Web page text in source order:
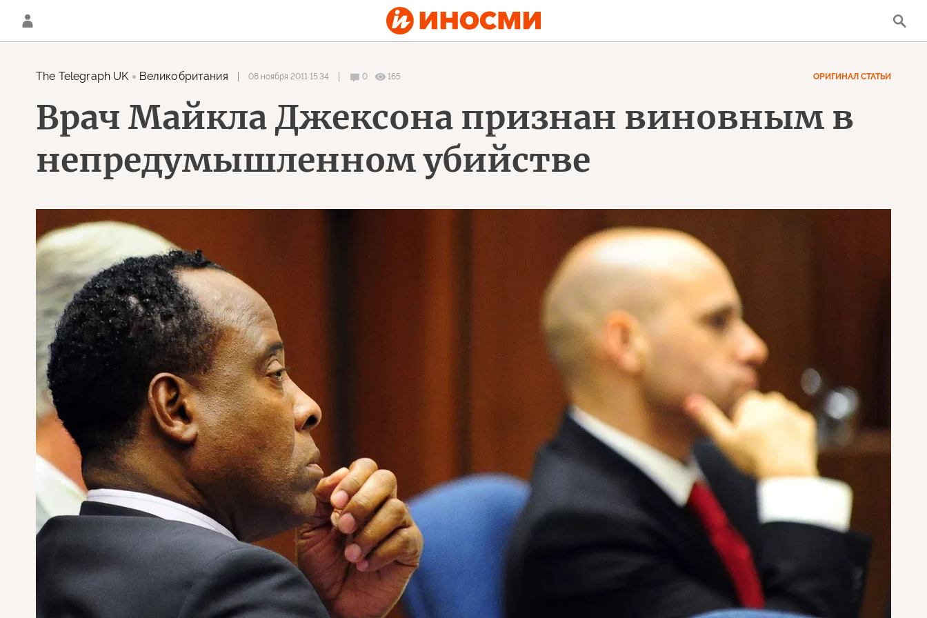
The Telegraph UK Великобритания 08 ноября 2011 15:34 0 165 ОРИГИНАЛ СТАТЬИ
Врач Майкла Джексона признан виновным в
непредумышленном убийстве